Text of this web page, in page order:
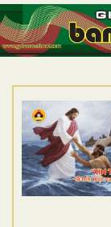
TRANG
GIỚI THIỆU
DÒNG TU
BAN MỤC VỤ
ĐOÀN THỂ CG